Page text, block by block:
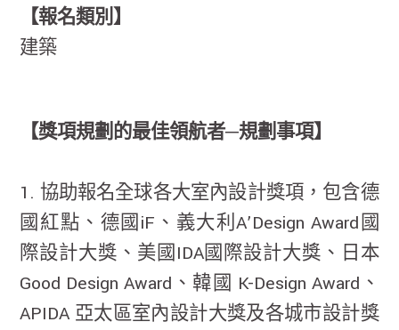
【報名類別】
建築
【獎項規劃的最佳領航者─規劃事項】
1. 協助報名全球各大室內設計獎項，包含德
國紅點、德國iF、義大利A’Design Award國
際設計大獎、美國IDA國際設計大獎、日本
Good Design Award、韓國 K-Design Award、
APIDA 亞太區室內設計大獎及各城市設計獎